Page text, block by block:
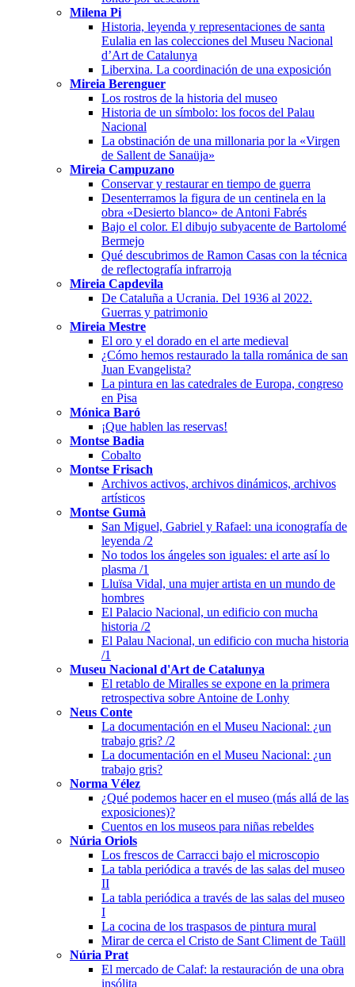
Milena Pi
Historia, leyenda y representaciones de santa
Eulalia en las colecciones del Museu Nacional
d’Art de Catalunya
Liberxina. La coordinación de una exposición
Mireia Berenguer
Los rostros de la historia del museo
Historia de un símbolo: los focos del Palau
Nacional
La obstinación de una millonaria por la «Virgen
de Sallent de Sanaüja»
Mireia Campuzano
Conservar y restaurar en tiempo de guerra
Desenterramos la figura de un centinela en la
obra «Desierto blanco» de Antoni Fabrés
Bajo el color. El dibujo subyacente de Bartolomé
Bermejo
Qué descubrimos de Ramon Casas con la técnica
de reflectografía infrarroja
Mireia Capdevila
De Cataluña a Ucrania. Del 1936 al 2022.
Guerras y patrimonio
Mireia Mestre
El oro y el dorado en el arte medieval
¿Cómo hemos restaurado la talla románica de san
Juan Evangelista?
La pintura en las catedrales de Europa, congreso
en Pisa
Mónica Baró
¡Que hablen las reservas!
Montse Badia
Cobalto
Montse Frisach
Archivos activos, archivos dinámicos, archivos
artísticos
Montse Gumà
San Miguel, Gabriel y Rafael: una iconografía de
leyenda /2
No todos los ángeles son iguales: el arte así lo
plasma /1
Lluïsa Vidal, una mujer artista en un mundo de
hombres
El Palacio Nacional, un edificio con mucha
historia /2
El Palau Nacional, un edificio con mucha historia
/1
Museu Nacional d'Art de Catalunya
El retablo de Miralles se expone en la primera
retrospectiva sobre Antoine de Lonhy
Neus Conte
La documentación en el Museu Nacional: ¿un
trabajo gris? /2
La documentación en el Museu Nacional: ¿un
trabajo gris?
Norma Vélez
¿Qué podemos hacer en el museo (más allá de las
exposiciones)?
Cuentos en los museos para niñas rebeldes
Núria Oriols
Los frescos de Carracci bajo el microscopio
La tabla periódica a través de las salas del museo
II
La tabla periódica a través de las salas del museo
I
La cocina de los traspasos de pintura mural
Mirar de cerca el Cristo de Sant Climent de Taüll
Núria Prat
El mercado de Calaf: la restauración de una obra
insólita